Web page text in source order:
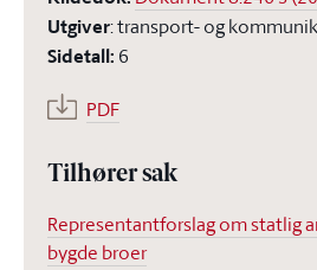
Utgiver:transport- og
Sidetall: 6
PDF
Tilhører sak
Representantforslag om statlig
bygde broer